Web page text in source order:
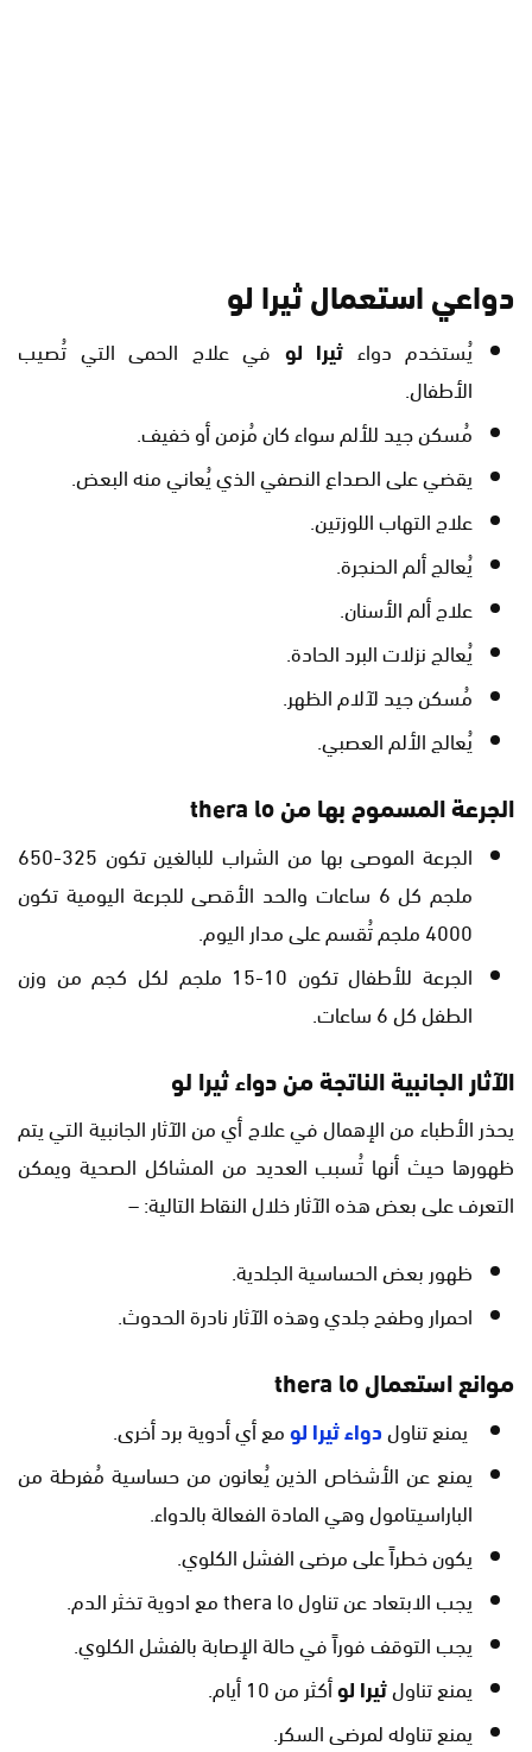
دواعي استعمال ثيرا لو
يُستخدم دواء ثيرا لو في علاج الحمى التي تُصيب
الأطفال.
مُسكن جيد للألم سواء كان مُزمن أو خفيف.
يقضي على الصداع النصفي الذي يُعاني منه البعض.
علاج التهاب اللوزتين.
يُعالج ألم الحنجرة.
علاج ألم الأسنان.
يُعالج نزلات البرد الحادة.
مُسكن جيد لآلام الظهر.
يُعالج الألم العصبي.
الجرعة المسموح بها من thera lo
الجرعة الموصى بها من الشراب للبالغين تكون 325-650
ملجم كل 6 ساعات والحد الأقصى للجرعة اليومية تكون
4000 ملجم تُقسم على مدار اليوم.
الجرعة للأطفال تكون 10-15 ملجم لكل كجم من وزن
الطفل كل 6 ساعات.
الآثار الجانبية الناتجة من دواء ثيرا لو
يحذر الأطباء من الإهمال في علاج أي من الآثار الجانبية التي يتم
ظهورها حيث أنها تُسبب العديد من المشاكل الصحية ويمكن
التعرف على بعض هذه الآثار خلال النقاط التالية: –
ظهور بعض الحساسية الجلدية.
احمرار وطفح جلدي وهذه الآثار نادرة الحدوث.
موانع استعمال thera lo
يمنع تناولدواء ثيرا لومع أي أدوية برد أخرى.
يمنع عن الأشخاص الذين يُعانون من حساسية مُفرطة من
الباراسيتامول وهي المادة الفعالة بالدواء.
يكون خطراً على مرضى الفشل الكلوي.
يجب الابتعاد عن تناول thera lo مع ادوية تخثر الدم.
يجب التوقف فوراً في حالة الإصابة بالفشل الكلوي.
يمنع تناولثيرا لوأكثر من 10 أيام.
يمنع تناوله لمرضى السكر.